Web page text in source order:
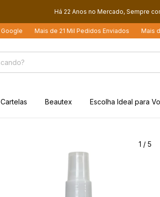
Há 22 Anos no Mercado, Sempre
Mais de 21 Mil Pedidos Enviados Mais de 125
Cartelas Beautex Escolha Ideal para
1 / 5